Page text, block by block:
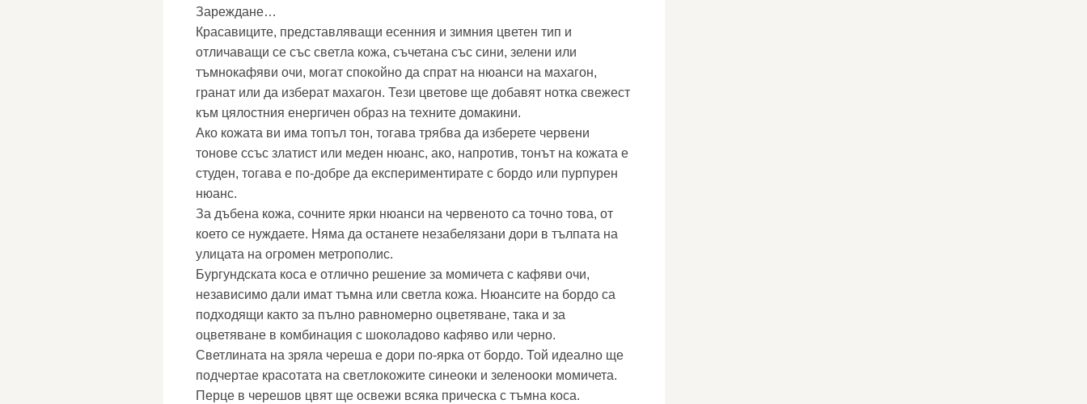
Зареждане…
Красавиците, представляващи есенния и зимния цветен тип и
отличаващи се със светла кожа, съчетана със сини, зелени или
тъмнокафяви очи, могат спокойно да спрат на нюанси на махагон,
гранат или да изберат махагон. Тези цветове ще добавят нотка свежест
към цялостния енергичен образ на техните домакини.
Ако кожата ви има топъл тон, тогава трябва да изберете червени
тонове ссъс златист или меден нюанс, ако, напротив, тонът на кожата е
студен, тогава е по-добре да експериментирате с бордо или пурпурен
нюанс.
За дъбена кожа, сочните ярки нюанси на червеното са точно това, от
което се нуждаете. Няма да останете незабелязани дори в тълпата на
улицата на огромен метрополис.
Бургундската коса е отлично решение за момичета с кафяви очи,
независимо дали имат тъмна или светла кожа. Нюансите на бордо са
подходящи както за пълно равномерно оцветяване, така и за
оцветяване в комбинация с шоколадово кафяво или черно.
Светлината на зряла череша е дори по-ярка от бордо. Той идеално ще
подчертае красотата на светлокожите синеоки и зеленооки момичета.
Перце в черешов цвят ще освежи всяка прическа с тъмна коса.